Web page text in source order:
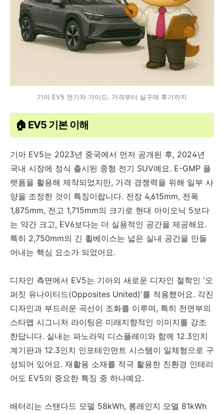
기아 EV5 전기차 가이드: 가격부터 실구매 후기까지
🏠 EV5 기본 이해
기아 EV5는 2023년 중국에서 먼저 공개된 후, 2024년
국내 시장에 정식 출시된 중형 전기 SUV예요. E-GMP 플
랫폼을 활용해 제작되었지만, 가격 경쟁력을 위해 일부 사
양을 조정한 것이 특징이랍니다. 전장 4,615mm, 전폭
1,875mm, 전고 1,715mm의 크기로 현대 아이오닉 5보다
는 약간 크고, EV6보다는 더 실용적인 공간을 제공해요.
특히 2,750mm의 긴 휠베이스는 넓은 실내 공간을 만들
어내는 핵심 요소가 되었어요.
디자인 측면에서 EV5는 기아의 새로운 디자인 철학인 '오
퍼짓 유나이티드(Opposites United)'를 적용했어요. 각진
디자인과 부드러운 곡선이 조화를 이루며, 특히 전면부의
스타맵 시그니처 라이팅은 미래지향적인 이미지를 강조
한답니다. 실내는 파노라믹 디스플레이와 함께 12.3인치
계기판과 12.3인치 인포테인먼트 시스템이 일체형으로 구
성되어 있어요. 재활용 소재를 적극 활용한 친환경 인테리
어도 EV5의 중요한 특징 중 하나예요.
배터리는 스탠다드 모델 58kWh, 롱레인지 모델 81kWh